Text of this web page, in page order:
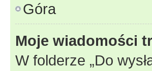
Góra
Moje wiadomości
W folderze „Do